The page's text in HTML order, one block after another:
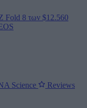
Fold 8 των $12.560
Science Reviews